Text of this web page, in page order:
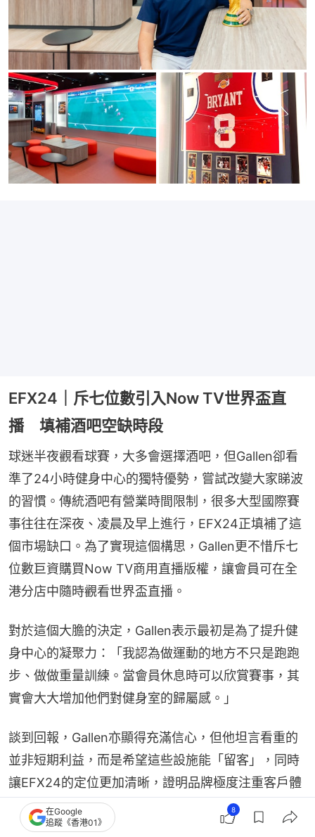
EFX24｜斥七位數引入Now TV世界盃直
播 填補酒吧空缺時段
球迷半夜觀看球賽，大多會選擇酒吧，但Gallen卻看
準了24小時健身中心的獨特優勢，嘗試改變大家睇波
的習慣。傳統酒吧有營業時間限制，很多大型國際賽
事往往在深夜、凌晨及早上進行，EFX24正填補了這
個市場缺口。為了實現這個構思，Gallen更不惜斥七
位數巨資購買Now TV商用直播版權，讓會員可在全
港分店中隨時觀看世界盃直播。
對於這個大膽的決定，Gallen表示最初是為了提升健
身中心的凝聚力：「我認為做運動的地方不只是跑跑
步、做做重量訓練。當會員休息時可以欣賞賽事，其
實會大大增加他們對健身室的歸屬感。」
談到回報，Gallen亦顯得充滿信心，但他坦言看重的
並非短期利益，而是希望這些設施能「留客」，同時
讓EFX24的定位更加清晰，證明品牌極度注重客戶體
驗。
在Google
追蹤《香港01》
8